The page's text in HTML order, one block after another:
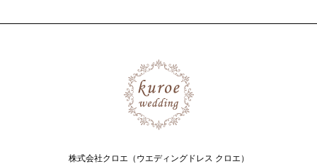
株式会社クロエ（ウエディングドレス クロエ）